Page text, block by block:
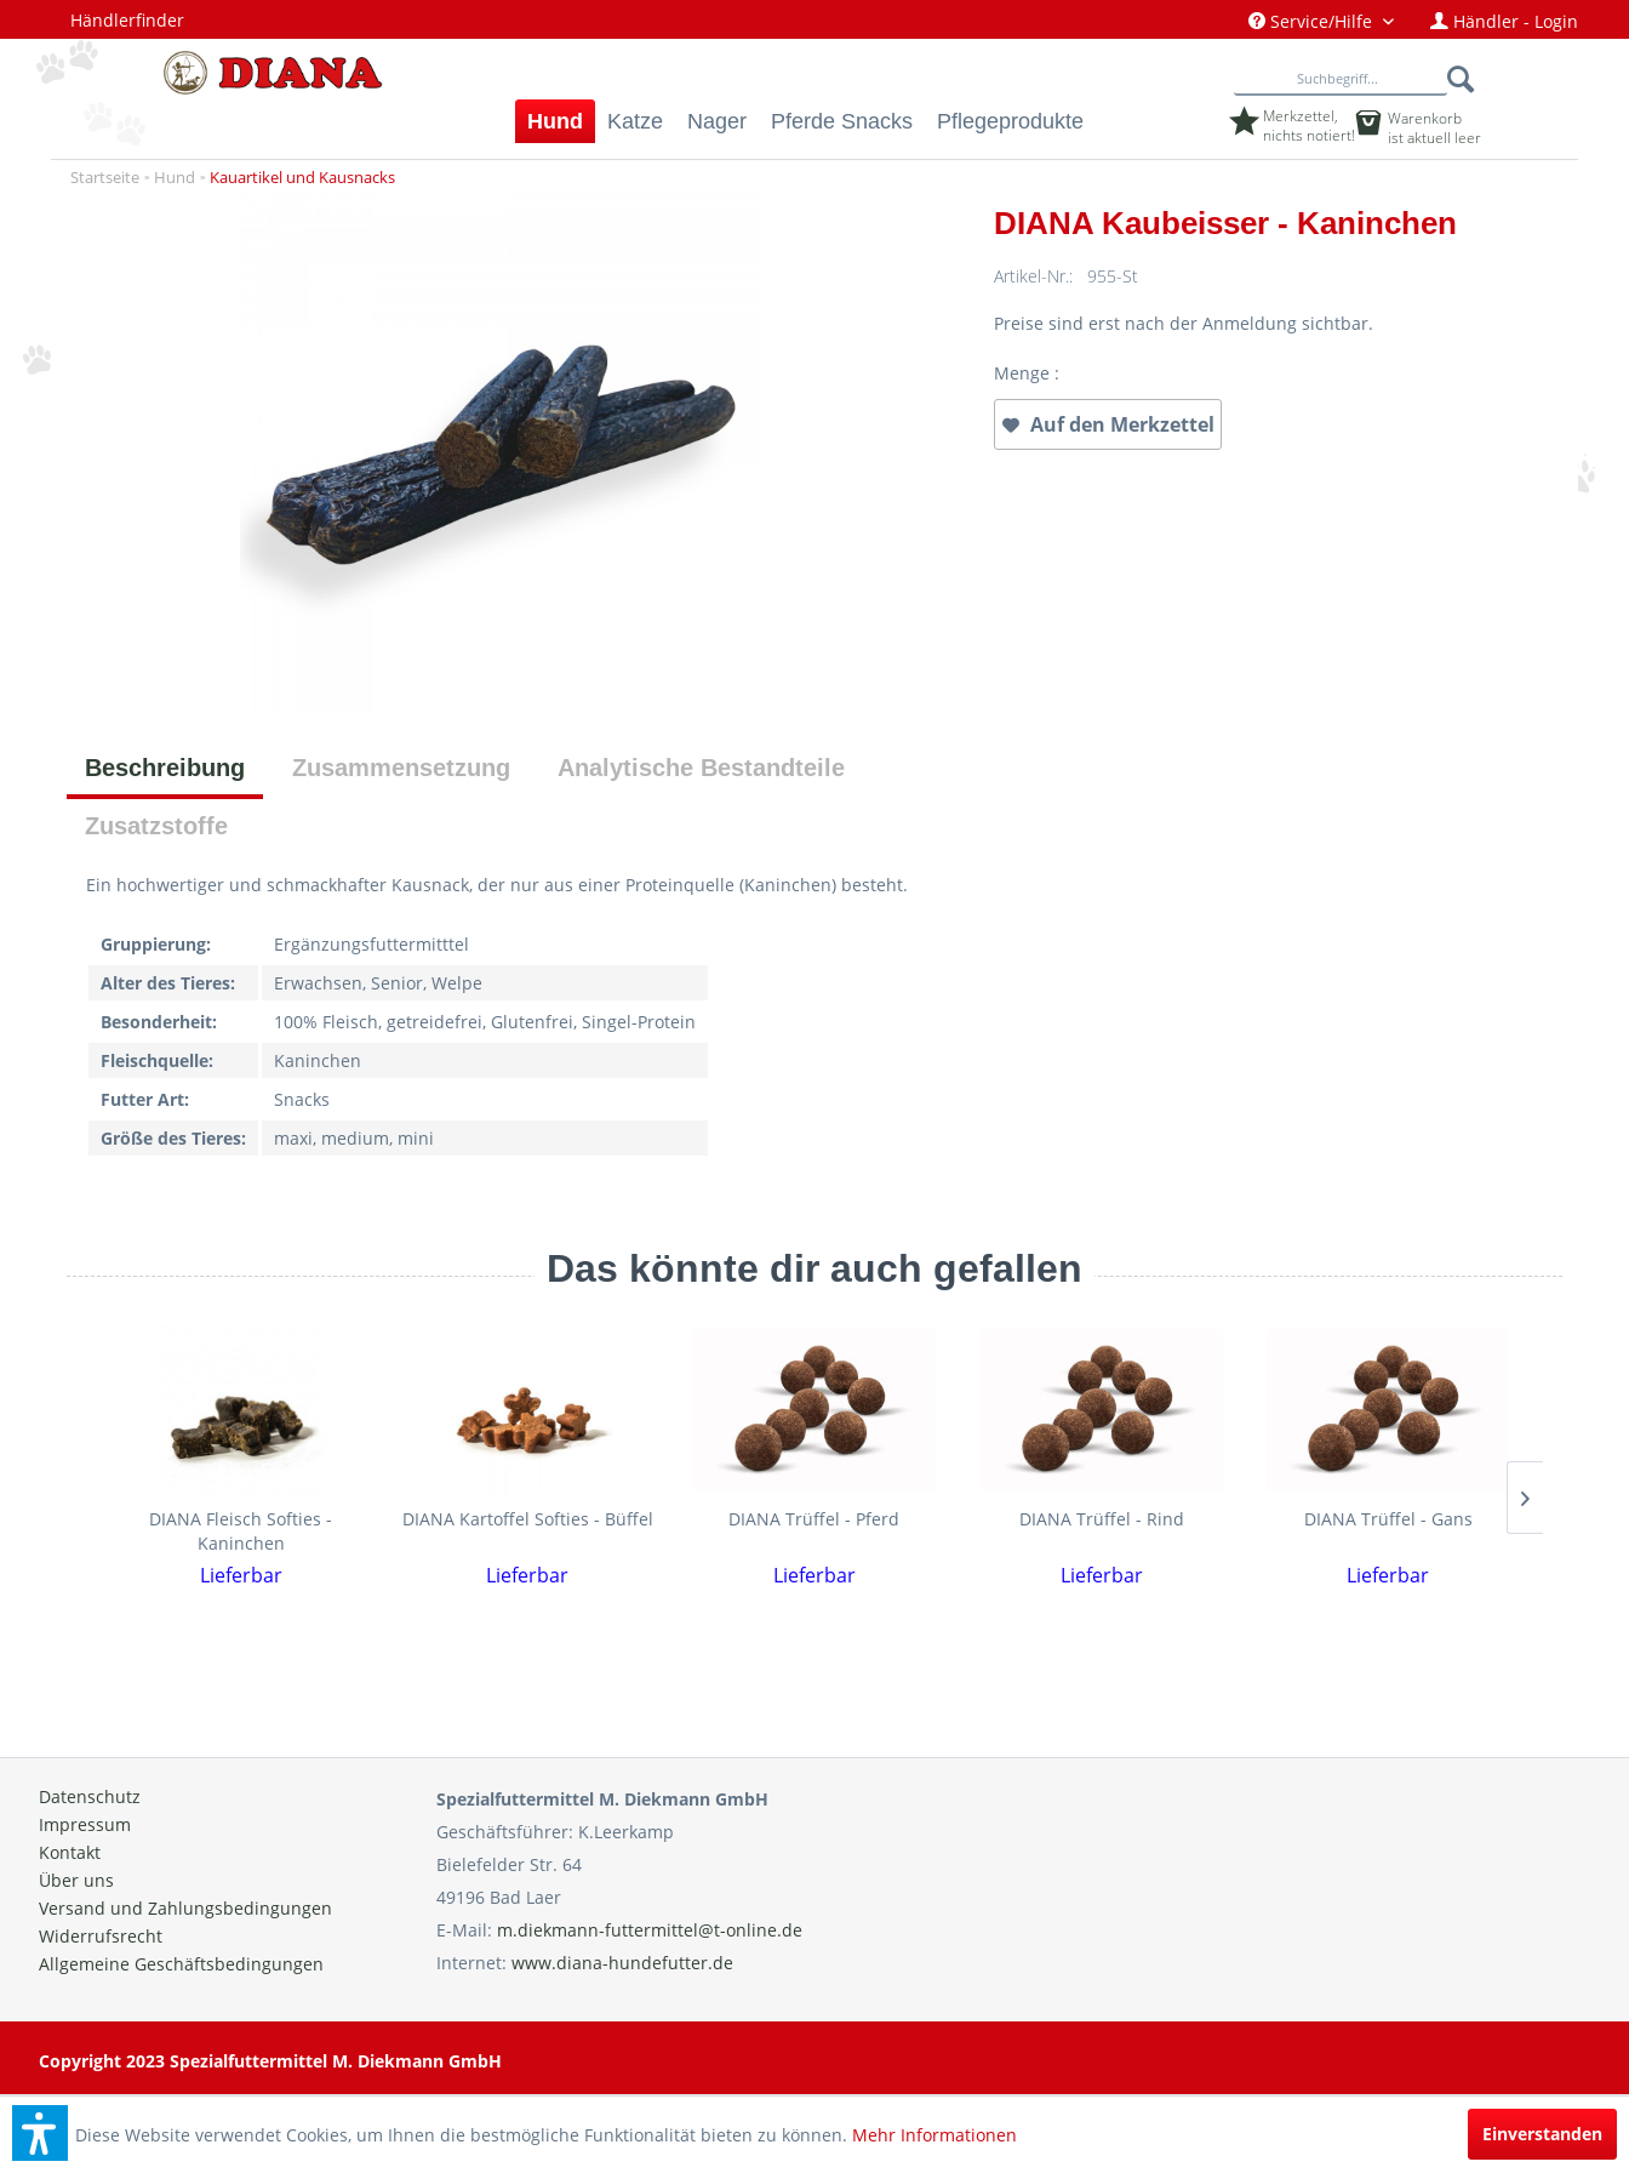
Händlerfinder Service/Hilfe Händler - Login
Hund Katze Nager Pferde Snacks Pflegeprodukte
Merkzettel,
nichts notiert!
Warenkorb
ist aktuell leer
Startseite Hund Kauartikel und Kausnacks
DIANA Kaubeisser - Kaninchen
Artikel-Nr.: 955-St
Preise sind erst nach der Anmeldung sichtbar.
Menge :
Auf den Merkzettel
Beschreibung Zusammensetzung Analytische Bestandteile
Zusatzstoffe
Ein hochwertiger und schmackhafter Kausnack, der nur aus einer Proteinquelle (Kaninchen) besteht.
Gruppierung:
Ergänzungsfuttermitttel
Alter des Tieres:
Erwachsen, Senior, Welpe
Besonderheit:
100% Fleisch, getreidefrei, Glutenfrei, Singel-Protein
Fleischquelle:
Kaninchen
Futter Art:
Snacks
Größe des Tieres:
maxi, medium, mini
Das könnte dir auch gefallen
DIANA Fleisch Softies -
Kaninchen
Lieferbar
DIANA Kartoffel Softies - Büffel
Lieferbar
DIANA Trüffel - Pferd
Lieferbar
DIANA Trüffel - Rind
Lieferbar
DIANA Trüffel - Gans
Lieferbar
Datenschutz
Impressum
Kontakt
Über uns
Versand und Zahlungsbedingungen
Widerrufsrecht
Allgemeine Geschäftsbedingungen
Spezialfuttermittel M. Diekmann GmbH
Geschäftsführer: K.Leerkamp
Bielefelder Str. 64
49196 Bad Laer
E-Mail: m.diekmann-futtermittel@t-online.de
Internet: www.diana-hundefutter.de
Copyright 2023 Spezialfuttermittel M. Diekmann GmbH
Diese Website verwendet Cookies, um Ihnen die bestmögliche Funktionalität bieten zu können. Mehr Informationen Einverstanden